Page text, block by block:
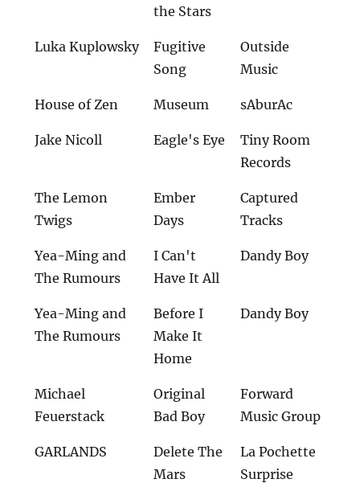
the Stars
Luka Kuplowsky
Fugitive
Song
Outside
Music
House of Zen Museum sAburAc
Jake Nicoll Eagle's Eye
Tiny Room
Records
The Lemon
Twigs
Ember
Days
Captured
Tracks
Yea-Ming and
The Rumours
I Can't
Have It All
Dandy Boy
Yea-Ming and
The Rumours
Before I
Make It
Home
Dandy Boy
Michael
Feuerstack
Original
Bad Boy
Forward
Music Group
GARLANDS
Delete The
Mars
La Pochette
Surprise